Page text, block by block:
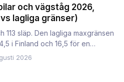
och vägståg 2026,
lagliga gränser)
113 släp. Den lagliga maxgränsen
i Finland och 16,5 för en…
2026